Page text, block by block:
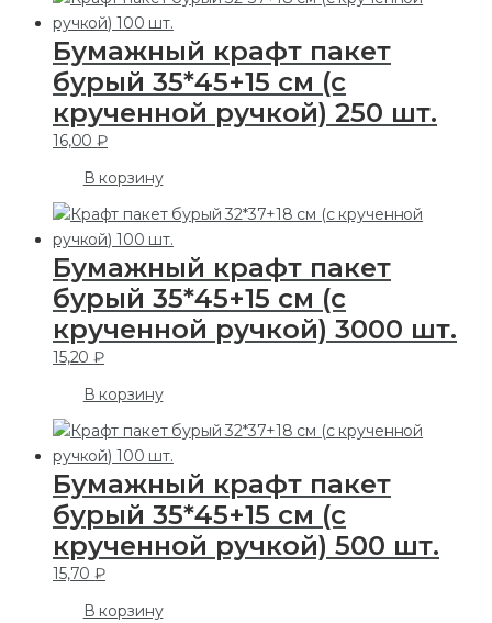
Бумажный крафт пакет
бурый 35*45+15 см (с
крученной ручкой) 250 шт.
16,00₽
В корзину
Бумажный крафт пакет
бурый 35*45+15 см (с
крученной ручкой) 3000 шт.
15,20₽
В корзину
Бумажный крафт пакет
бурый 35*45+15 см (с
крученной ручкой) 500 шт.
15,70₽
В корзину